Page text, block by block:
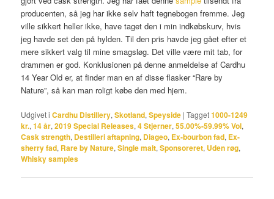
producenten, så jeg har ikke selv haft tegnebogen fremme. Jeg
ville sikkert heller ikke, have taget den i min indkøbskurv, hvis
jeg havde set den på hylden. Til den pris havde jeg gået efter et
mere sikkert valg til mine smagsløg. Det ville være mit tab, for
drammen er god. Konklusionen på denne anmeldelse af Cardhu
14 Year Old er, at finder man en af disse flasker “Rare by
Nature”, så kan man roligt købe den med hjem.
Udgivet i Cardhu Distillery,Skotland,Speyside |Tagget1000-1249
kr.,14 år,2019 Special Releases,4 Stjerner,55.00%-59.99% Vol,
Cask strength, Destilleri aftapning, Diageo, Ex-bourbon fad, Ex-
sherry fad, Rare by Nature,Single malt,Sponsoreret, Uden røg,
Whisky samples